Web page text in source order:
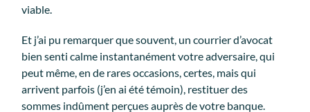
viable.
Et j’ai pu remarquer que souvent, un courrier d’avocat
bien senti calme instantanément votre adversaire, qui
peut même, en de rares occasions, certes, mais qui
arrivent parfois (j’en ai été témoin), restituer des
sommes indûment perçues auprès de votre banque.